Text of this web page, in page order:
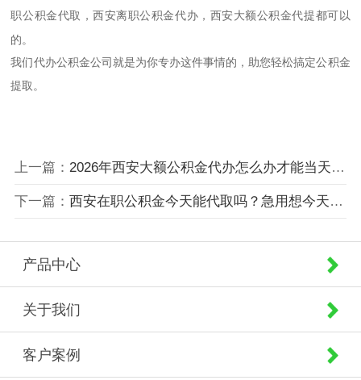
职公积金代取， 西安离职公积金代办， 西安大额公积金代提都可以
的。
我们代办公积金公司就是为你专办这件事情的，助您轻松搞定公积金
提取。
上一篇： 2026年西安大额公积金代办怎么办才能当天拿到？
下一篇： 西安在职公积金今天能代取吗？急用想今天拿到钱！
产品中心
关于我们
客户案例